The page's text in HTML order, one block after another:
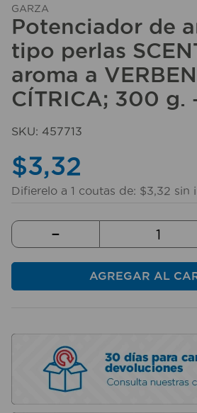
GARZA
Potenciador de
tipo perlas
aroma a
CÍTRICA; 300 g.
SKU: 457713
$3,32
Difierelo a 1 coutas de: $3,32 sin
－
AGREGAR AL
6.
escritorio
7.
cerradura
8.
aspiradora
9.
fregadero
10. taladro